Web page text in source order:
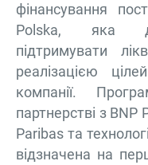
фінансування
Polska, яка
підтримувати
реалізацією
компанії.
партнерстві з
Paribas та
відзначена на